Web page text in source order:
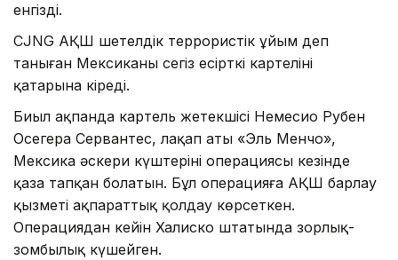
енгізді.
CJNG АҚШ шетелдік террористік ұйым деп
таныған Мексиканың сегіз есірткі картелінің
қатарына кіреді.
Биыл ақпанда картель жетекшісі Немесио Рубен
Осегера Сервантес, лақап аты «Эль Менчо»,
Мексика әскери күштерінің операциясы кезінде
қаза тапқан болатын. Бұл операцияға АҚШ барлау
қызметі ақпараттық қолдау көрсеткен.
Операциядан кейін Халиско штатында зорлық-
зомбылық күшейген.